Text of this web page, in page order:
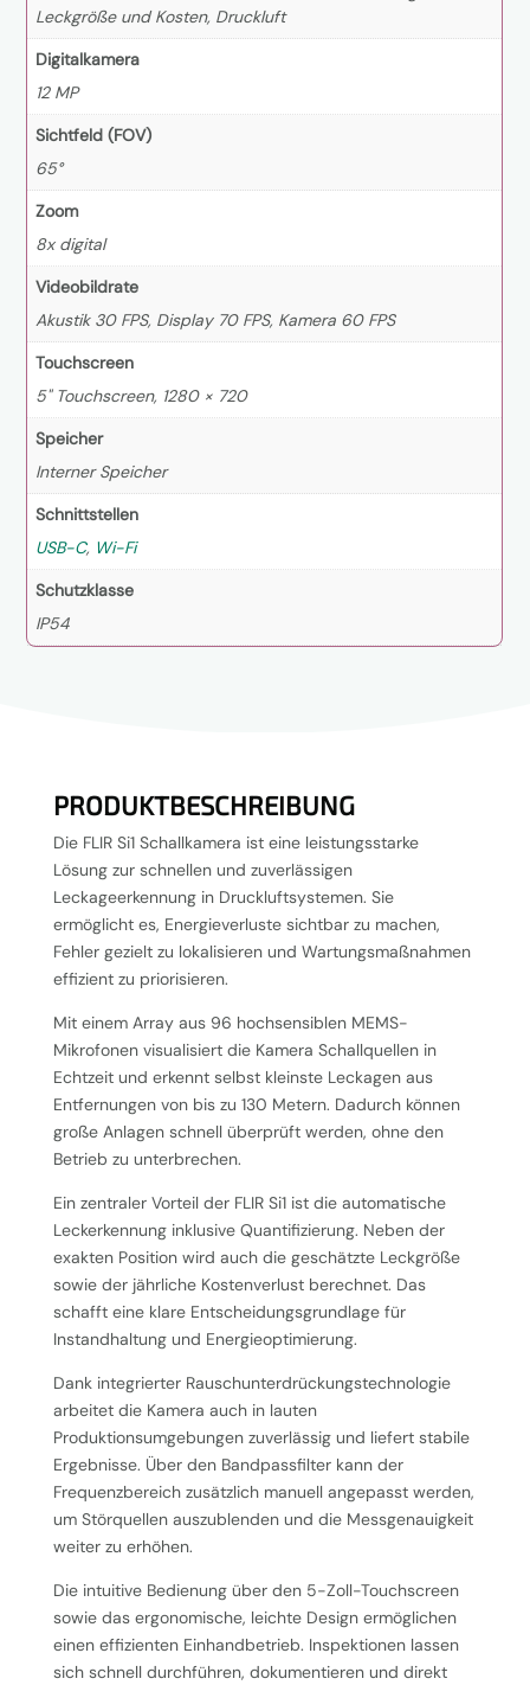
Leckgröße und Kosten, Druckluft
Digitalkamera
12 MP
Sichtfeld (FOV)
65°
Zoom
8x digital
Videobildrate
Akustik 30 FPS, Display 70 FPS, Kamera 60 FPS
Touchscreen
5" Touchscreen, 1280 × 720
Speicher
Interner Speicher
Schnittstellen
USB-C, Wi-Fi
Schutzklasse
IP54
PRODUKTBESCHREIBUNG
Die FLIR Si1 Schallkamera ist eine leistungsstarke
Lösung zur schnellen und zuverlässigen
Leckageerkennung in Druckluftsystemen. Sie
ermöglicht es, Energieverluste sichtbar zu machen,
Fehler gezielt zu lokalisieren und Wartungsmaßnahmen
effizient zu priorisieren.
Mit einem Array aus 96 hochsensiblen MEMS-
Mikrofonen visualisiert die Kamera Schallquellen in
Echtzeit und erkennt selbst kleinste Leckagen aus
Entfernungen von bis zu 130 Metern. Dadurch können
große Anlagen schnell überprüft werden, ohne den
Betrieb zu unterbrechen.
Ein zentraler Vorteil der FLIR Si1 ist die automatische
Leckerkennung inklusive Quantifizierung. Neben der
exakten Position wird auch die geschätzte Leckgröße
sowie der jährliche Kostenverlust berechnet. Das
schafft eine klare Entscheidungsgrundlage für
Instandhaltung und Energieoptimierung.
Dank integrierter Rauschunterdrückungstechnologie
arbeitet die Kamera auch in lauten
Produktionsumgebungen zuverlässig und liefert stabile
Ergebnisse. Über den Bandpassfilter kann der
Frequenzbereich zusätzlich manuell angepasst werden,
um Störquellen auszublenden und die Messgenauigkeit
weiter zu erhöhen.
Die intuitive Bedienung über den 5-Zoll-Touchscreen
sowie das ergonomische, leichte Design ermöglichen
einen effizienten Einhandbetrieb. Inspektionen lassen
sich schnell durchführen, dokumentieren und direkt